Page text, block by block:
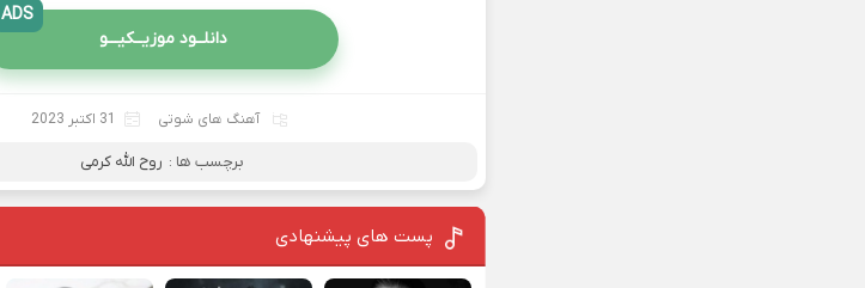
دانلــود موزیــکیـــو
ADS
آهنگ های شوتی 31 اکتبر 2023
برچسب ها : روح الله کرمی
پست های پیشنهادی